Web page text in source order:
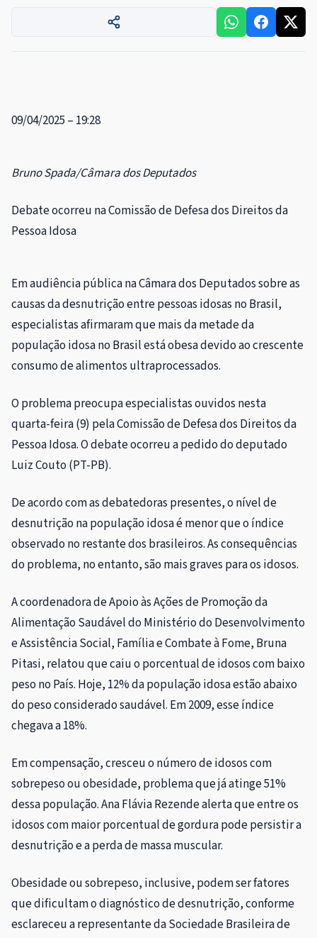
09/04/2025 – 19:28
Bruno Spada/Câmara dos Deputados
Debate ocorreu na Comissão de Defesa dos Direitos da
Pessoa Idosa
Em audiência pública na Câmara dos Deputados sobre as
causas da desnutrição entre pessoas idosas no Brasil,
especialistas afirmaram que mais da metade da
população idosa no Brasil está obesa devido ao crescente
consumo de alimentos ultraprocessados.
O problema preocupa especialistas ouvidos nesta
quarta-feira (9) pela Comissão de Defesa dos Direitos da
Pessoa Idosa. O debate ocorreu a pedido do deputado
Luiz Couto (PT-PB).
De acordo com as debatedoras presentes, o nível de
desnutrição na população idosa é menor que o índice
observado no restante dos brasileiros. As consequências
do problema, no entanto, são mais graves para os idosos.
A coordenadora de Apoio às Ações de Promoção da
Alimentação Saudável do Ministério do Desenvolvimento
e Assistência Social, Família e Combate à Fome, Bruna
Pitasi, relatou que caiu o porcentual de idosos com baixo
peso no País. Hoje, 12% da população idosa estão abaixo
do peso considerado saudável. Em 2009, esse índice
chegava a 18%.
Em compensação, cresceu o número de idosos com
sobrepeso ou obesidade, problema que já atinge 51%
dessa população. Ana Flávia Rezende alerta que entre os
idosos com maior porcentual de gordura pode persistir a
desnutrição e a perda de massa muscular.
Obesidade ou sobrepeso, inclusive, podem ser fatores
que dificultam o diagnóstico de desnutrição, conforme
esclareceu a representante da Sociedade Brasileira de